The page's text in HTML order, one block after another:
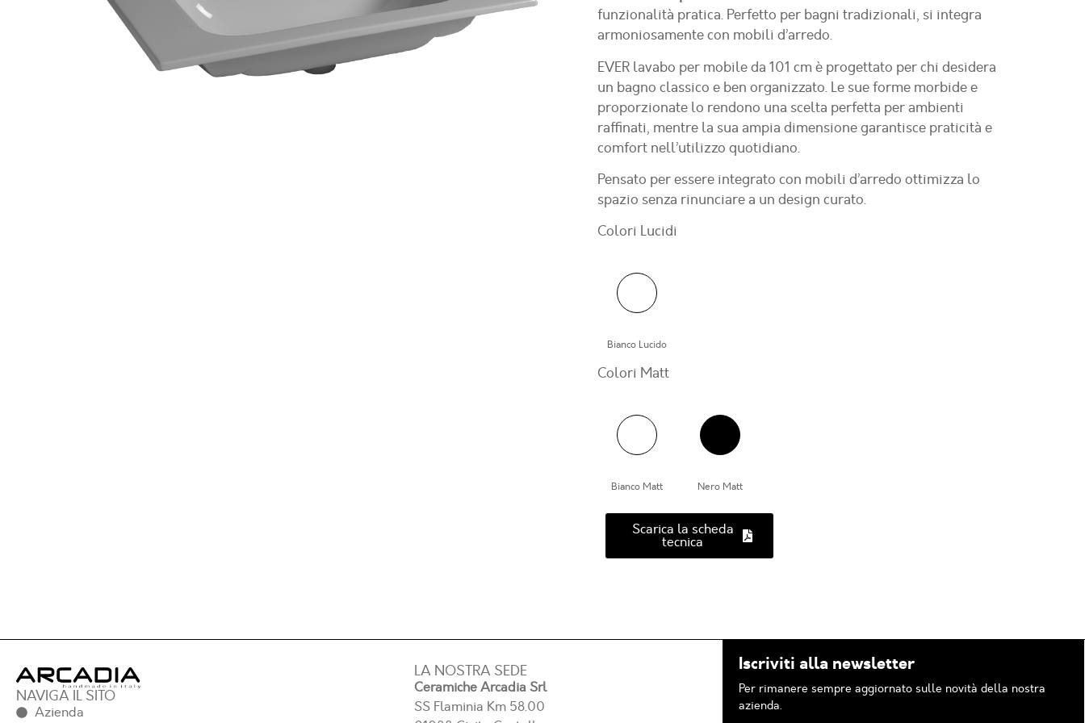
funzionalità pratica. Perfetto per bagni tradizionali, si integra
armoniosamente con mobili d’arredo.
EVER lavabo per mobile da 101 cm è progettato per chi desidera
un bagno classico e ben organizzato. Le sue forme morbide e
proporzionate lo rendono una scelta perfetta per ambienti
raffinati, mentre la sua ampia dimensione garantisce praticità e
comfort nell’utilizzo quotidiano.
Pensato per essere integrato con mobili d’arredo ottimizza lo
spazio senza rinunciare a un design curato.
Colori Lucidi
Bianco Lucido
Colori Matt
Bianco Matt Nero Matt
Scarica la scheda
tecnica
NAVIGA IL SITO
Azienda
LA NOSTRA SEDE
Ceramiche Arcadia Srl
SS Flaminia Km 58.00
Iscriviti alla newsletter
Per rimanere sempre aggiornato sulle novità della nostra
azienda.